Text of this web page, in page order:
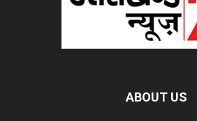
ABOUT US